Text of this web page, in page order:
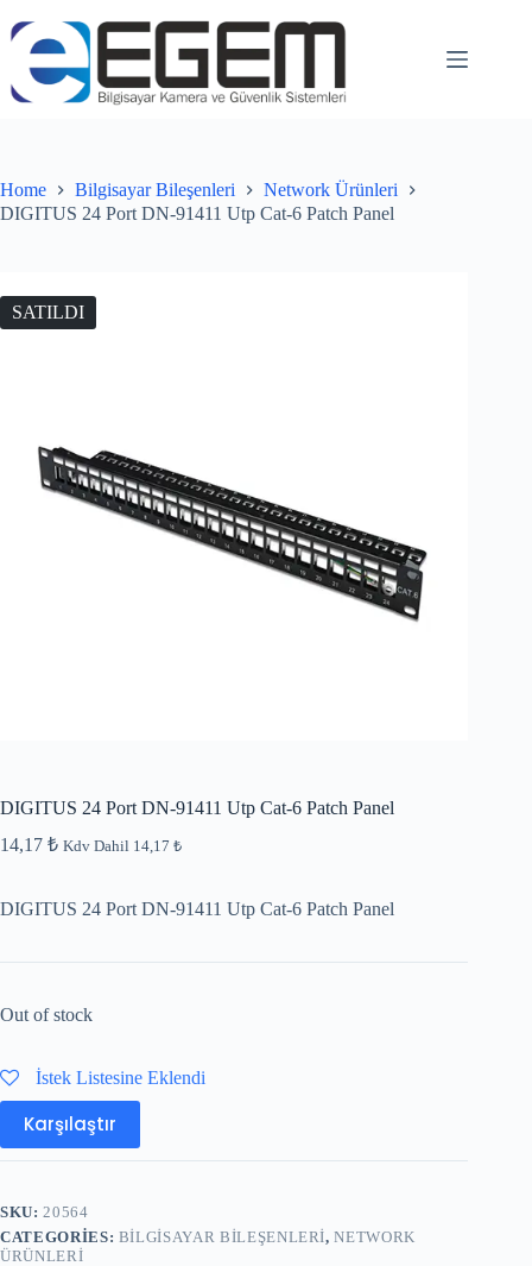
Home Bilgisayar Bileşenleri
Network Ürünleri
DIGITUS 24 Port DN-91411 Utp Cat-6 Patch Panel
SATILDI
DIGITUS 24 Port DN-91411 Utp Cat-6 Patch Panel
14,17 ₺ Kdv Dahil 14,17 ₺
DIGITUS 24 Port DN-91411 Utp Cat-6 Patch Panel
Out of stock
İstek Listesine Eklendi
Karşılaştır
SKU: 20564
CATEGORIES: BILGISAYAR BILEŞENLERI,NETWORK
ÜRÜNLERI